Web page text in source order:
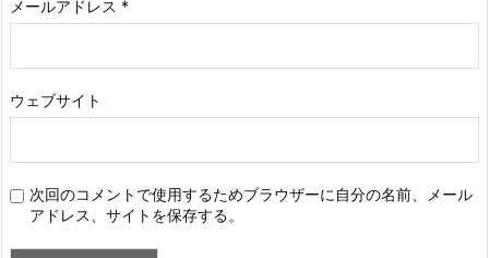
メールアドレス *
ウェブサイト
次回のコメントで使用するためブラウザーに自分の名前、メール
アドレス、サイトを保存する。